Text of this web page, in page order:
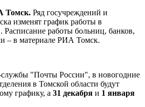
Томск. Ряд госучреждений и
изменят график работы в
Расписание работы больниц, банков,
– в материале РИА Томск.
"Почты России", в новогодние
в Томской области будут
графику, а 31 декабря и 1 января